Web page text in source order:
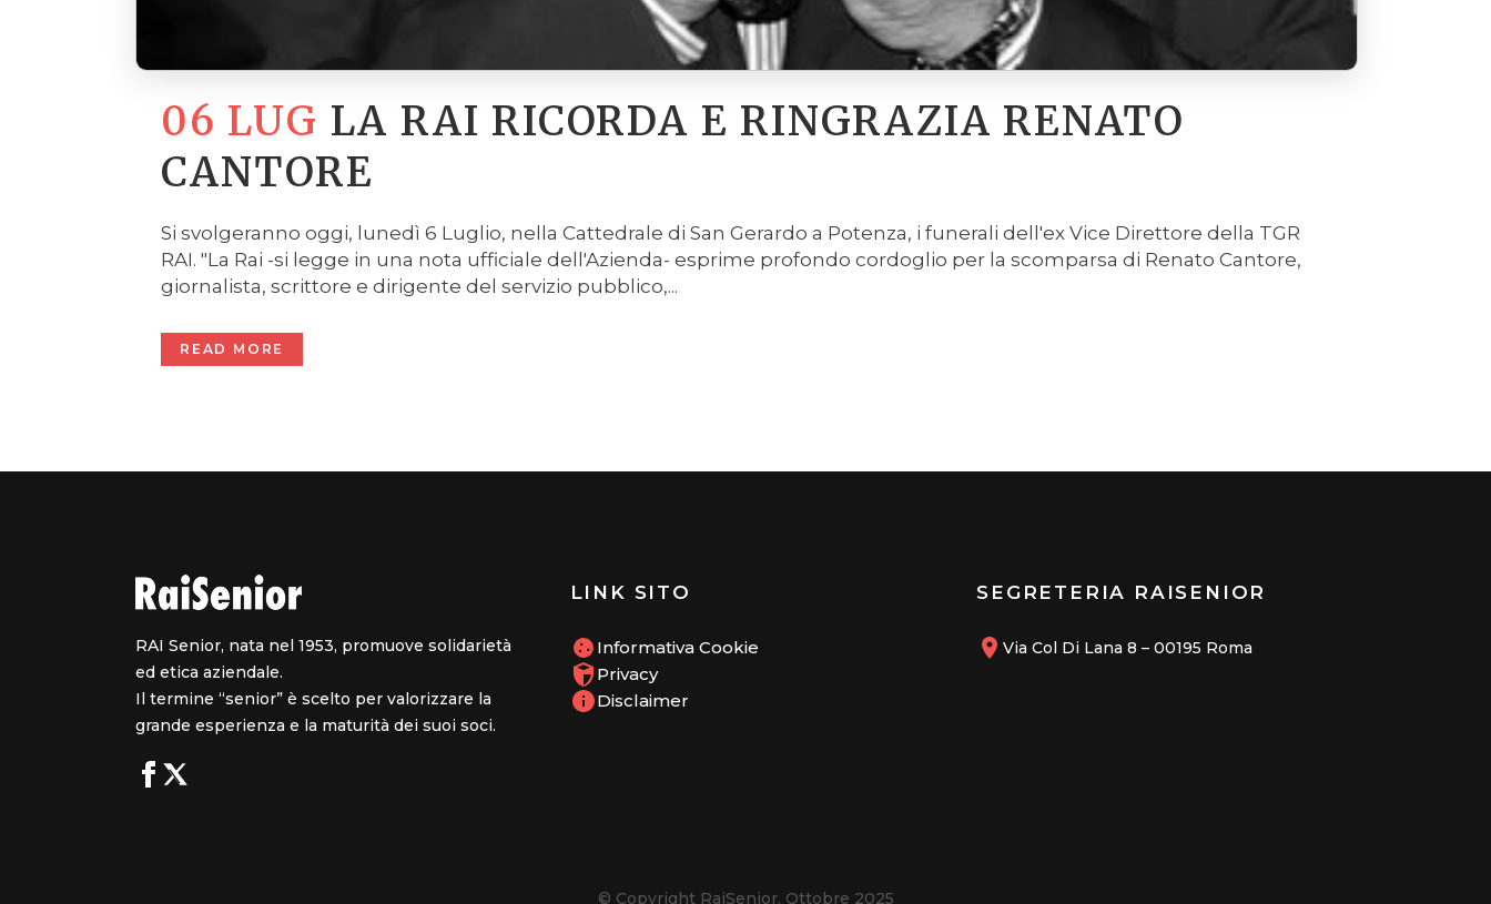
06 LUG LA RAI RICORDA E RINGRAZIA RENATO
CANTORE
Si svolgeranno oggi, lunedì 6 Luglio, nella Cattedrale di San Gerardo a Potenza, i funerali dell'ex Vice Direttore della TGR
RAI. "La Rai -si legge in una nota ufficiale dell'Azienda- esprime profondo cordoglio per la scomparsa di Renato Cantore,
giornalista, scrittore e dirigente del servizio pubblico,...
READ MORE
RAI Senior, nata nel 1953, promuove solidarietà
ed etica aziendale.
Il termine “senior” è scelto per valorizzare la
grande esperienza e la maturità dei suoi soci.
LINK SITO
Informativa Cookie
Privacy
Disclaimer
SEGRETERIA RAISENIOR
Via Col Di Lana 8 – 00195 Roma
© Copyright RaiSenior. Ottobre 2025